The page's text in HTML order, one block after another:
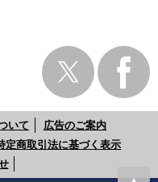
いて
広告のご案内
定商取引法に基づく表示